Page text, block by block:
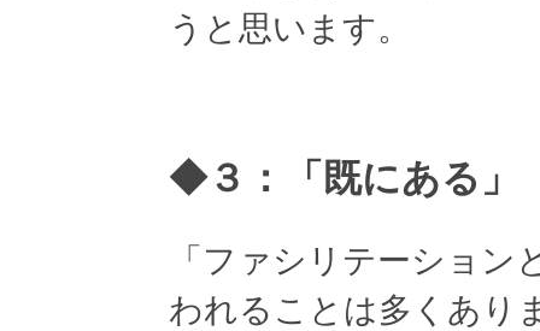
うと思います。
◆３：「既にある」
「ファシリテーション
われることは多くあり